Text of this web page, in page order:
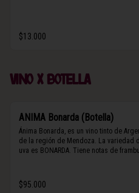
$13.000
Vino x botella
ANIMA Bonarda (Botella)
Ánima Bonarda, es un vino tinto de
de la región de Mendoza. La variedad
uva es BONARDA. Tiene notas de
por barrica por 3 meses.
$95.000